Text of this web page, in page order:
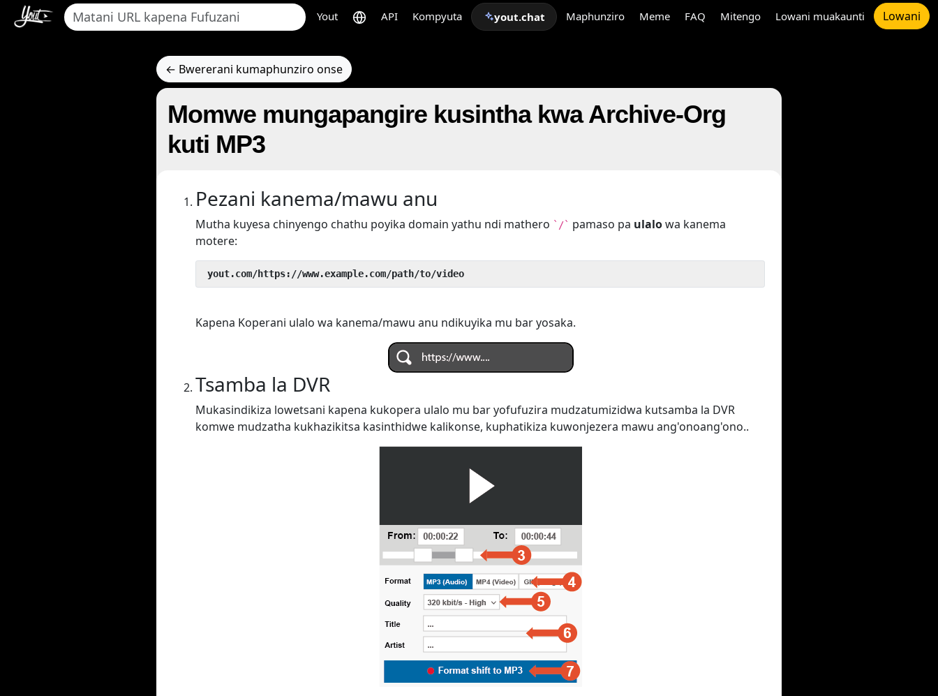
Yout API Kompyuta yout.chat Maphunziro Meme FAQ Mitengo Lowani muakaunti Lowani
← Bwererani kumaphunziro onse
Momwe mungapangire kusintha kwa Archive-Org
kuti MP3
Pezani kanema/mawu anu
Mutha kuyesa chinyengo chathu poyika domain yathu ndi mathero `/` pamaso pa ulalowa kanema
motere:
yout.com/https://www.example.com/path/to/video
Kapena Koperani ulalo wa kanema/mawu anu ndikuyika mu bar yosaka.
Tsamba la DVR
Mukasindikiza lowetsani kapena kukopera ulalo mu bar yofufuzira mudzatumizidwa kutsamba la DVR
komwe mudzatha kukhazikitsa kasinthidwe kalikonse, kuphatikiza kuwonjezera mawu ang'onoang'ono..